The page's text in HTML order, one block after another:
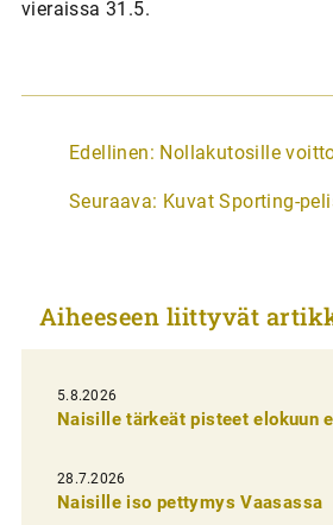
vieraissa 31.5.
A
t
k
e
l
i
e
n
Edellinen: Nollakutosille
Seuraava: Kuvat Sporting-
Aiheeseen liittyvät
5.8.2026
Naisille tärkeät pisteet elokuun
28.7.2026
Naisille iso pettymys Vaasassa